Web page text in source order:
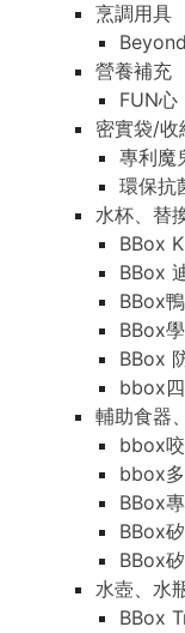
烹調用具
營養補充
FUN心
密實袋/收
專利魔
環保抗
水杯、替
BBox
BBox
BBox
BBox
BBox
bbox
輔助食器
bbox
bbox
BBox
BBox
BBox
水壺、水
BBox